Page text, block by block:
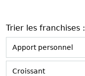
Trier les franchises :